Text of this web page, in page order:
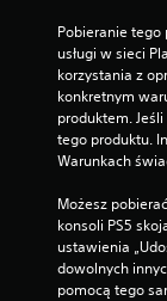
Pobieranie
usługi w sieci
korzystania z
konkretnym
produktem.
tego produktu.
Warunkach
Możesz
konsoli PS5
ustawienia
dowolnych
pomocą tego